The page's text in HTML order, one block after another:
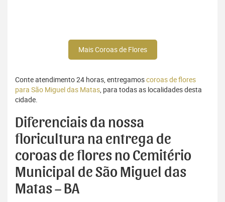
Mais Coroas de Flores
Conte atendimento 24 horas, entregamoscoroas de flores
para São Miguel das Matas, para todas as localidades desta
cidade.
Diferenciais da nossa
floricultura na entrega de
coroas de flores no Cemitério
Municipal de São Miguel das
Matas – BA